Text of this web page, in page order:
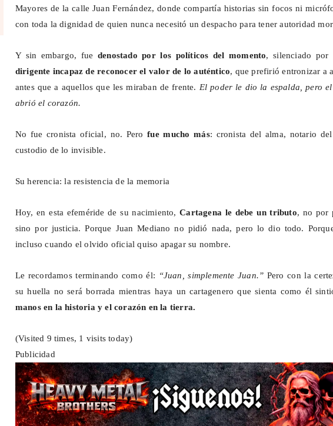
Mayores de la calle Juan Fernández, donde compartía historias sin focos ni
con toda la dignidad de quien nunca necesitó un despacho para tener autoridad
Ysin embargo, fue denostado por los políticos del momento, silenciado
dirigente incapaz de reconocer el valor de lo auténtico, que prefirió entronizar a
antes que a aquellos que les miraban de frente. El poder le dio la espalda, pero
abrió el corazón.
No fue cronista oficial, no. Perofue mucho más: cronista del alma, notario
custodio de lo invisible.
Su herencia: la resistencia de la memoria
Hoy, en esta efeméride de su nacimiento,Cartagena le debe un tributo, no por
sino por justicia. Porque Juan Mediano no pidió nada, pero lo dio todo.
incluso cuando el olvido oficial quiso apagar su nombre.
Le recordamos terminando como él: “Juan, simplemente Juan.” Pero con la
su huella no será borrada mientras haya un cartagenero que sienta como él
manos en la historia y el corazón en la tierra.
(Visited 9 times, 1 visits today)
Publicidad